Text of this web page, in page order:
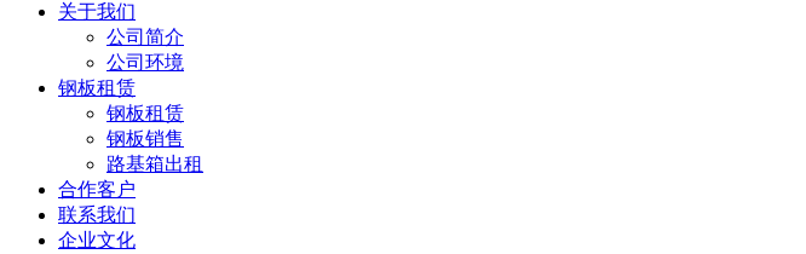
关于我们
公司简介
公司环境
钢板租赁
钢板租赁
钢板销售
路基箱出租
合作客户
联系我们
企业文化